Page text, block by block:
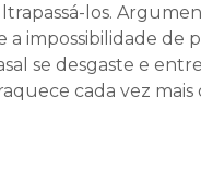
los.
a impossibilidade
se desgaste e
cada vez mais